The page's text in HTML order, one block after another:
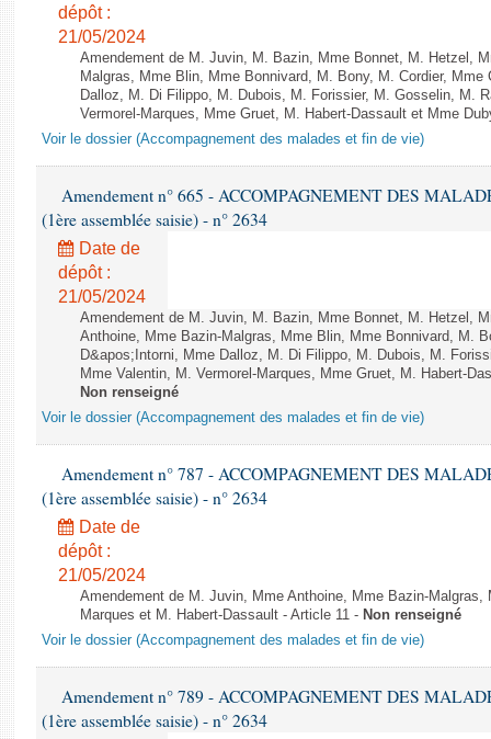
dépôt :
21/05/2024
Amendement de M. Juvin, M. Bazin, Mme Bonnet, M. Hetzel,
Malgras, Mme Blin, Mme Bonnivard, M. Bony, M. Cordier,
Dalloz, M. Di Filippo, M. Dubois, M. Forissier, M. Gosselin, M.
Vermorel-Marques, Mme Gruet, M. Habert-Dassault et Mme
Voir le dossier (Accompagnement des malades et fin de vie)
Amendement n° 665 - ACCOMPAGNEMENT DES
(1ère assemblée saisie) - n° 2634
Date de
dépôt :
21/05/2024
Amendement de M. Juvin, M. Bazin, Mme Bonnet, M. Hetzel,
Anthoine, Mme Bazin-Malgras, Mme Blin, Mme Bonnivard, M.
D&apos;Intorni, Mme Dalloz, M. Di Filippo, M. Dubois, M.
Mme Valentin, M. Vermorel-Marques, Mme Gruet, M. Habert-
Non renseigné
Voir le dossier (Accompagnement des malades et fin de vie)
Amendement n° 787 - ACCOMPAGNEMENT DES
(1ère assemblée saisie) - n° 2634
Date de
dépôt :
21/05/2024
Amendement de M. Juvin, Mme Anthoine, Mme Bazin-Malgras,
Marques et M. Habert-Dassault - Article 11 - Non renseigné
Voir le dossier (Accompagnement des malades et fin de vie)
Amendement n° 789 - ACCOMPAGNEMENT DES
(1ère assemblée saisie) - n° 2634